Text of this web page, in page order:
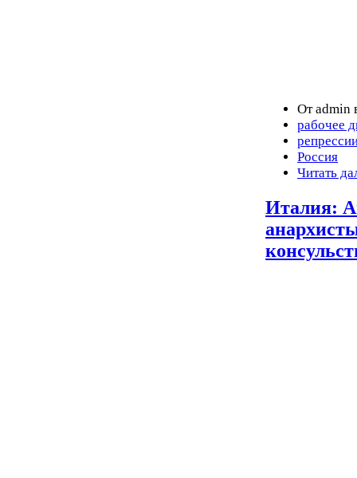
От admin
рабочее
Россия
Читать
Италия: